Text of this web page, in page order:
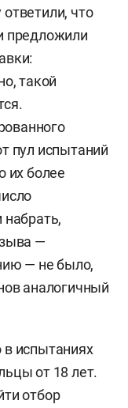
что
предложили
такой
пул испытаний
их более
набрать,
—
— не было,
аналогичный
в испытаниях
от 18 лет.
отбор